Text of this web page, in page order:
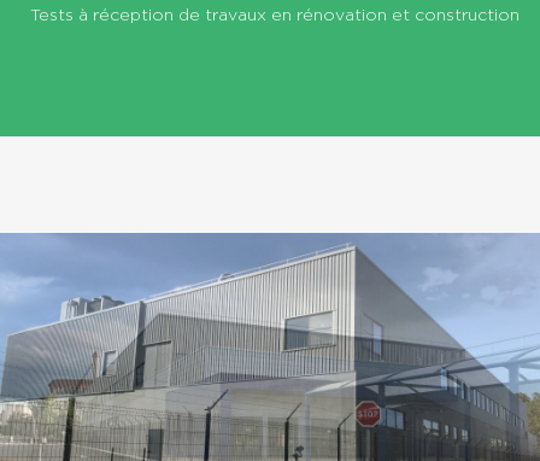
Tests à réception de travaux en rénovation et construction